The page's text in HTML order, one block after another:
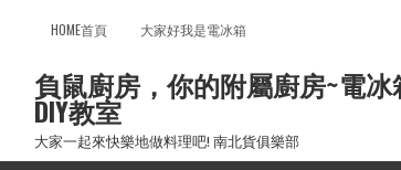
HOME首頁 大家好我是電冰箱
負鼠廚房，你的附屬廚房~電
DIY教室
大家一起來快樂地做料理吧! 南北貨俱樂部